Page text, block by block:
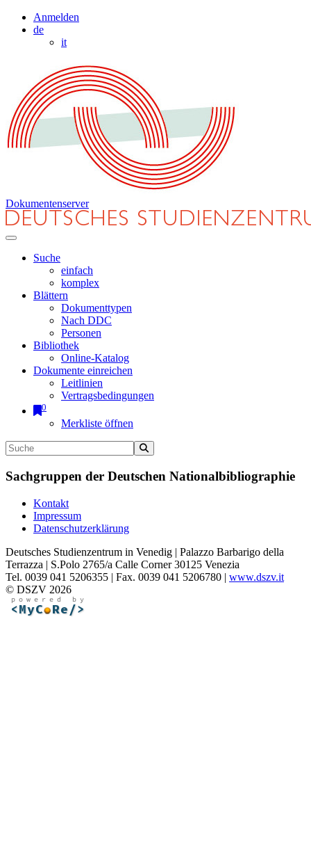
Anmelden
de
it
Dokumentenserver
Suche
einfach
komplex
Blättern
Dokumenttypen
Nach DDC
Personen
Bibliothek
Online-Katalog
Dokumente einreichen
Leitlinien
Vertragsbedingungen
0
Merkliste öffnen
Sachgruppen der Deutschen Nationalbibliographie
Kontakt
Impressum
Datenschutzerklärung
Deutsches Studienzentrum in Venedig | Palazzo Barbarigo della
Terrazza | S.Polo 2765/a Calle Corner 30125 Venezia
Tel. 0039 041 5206355 | Fax. 0039 041 5206780 | www.dszv.it
© DSZV 2026